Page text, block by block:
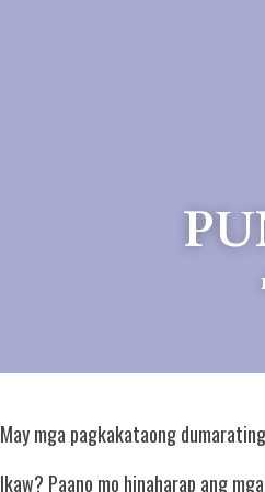
May mga pagkakataong
Ikaw? Paano mo hinaharap ang